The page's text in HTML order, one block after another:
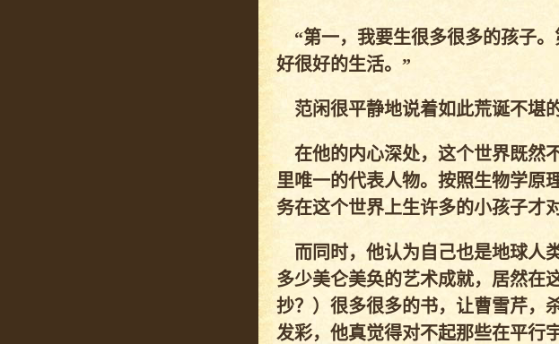
“第一，我要生很多很多的孩子
好很好的生活。”
范闲很平静地说着如此荒诞不堪
在他的内心深处，这个世界既然
里唯一的代表人物。按照生物学原
务在这个世界上生许多的小孩子才对
而同时，他认为自己也是地球人
多少美仑美奂的艺术成就，居然在
抄？）很多很多的书，让曹雪芹，
发彩，他真觉得对不起那些在平